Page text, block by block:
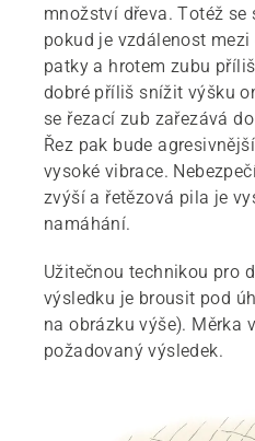
množství dřeva. Totéž se
pokud je vzdálenost
patky a hrotem zubu
dobré příliš snížit výšku
se řezací zub zařezává
Řez pak bude
vysoké vibrace.
zvýší a řetězová pila je
namáhání.
Užitečnou technikou pro
výsledku je brousit pod
na obrázku výše). Měrka
požadovaný výsledek.